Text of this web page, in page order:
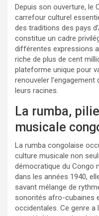
Depuis son ouverture, le
carrefour culturel
des traditions des pays
constitue un cadre
différentes expressions
riche de plus de cent
plateforme unique pour
renouveler
leurs racines.
La rumba,
musicale
La rumba congolaise
culture musicale non
démocratique du Congo
dans les années 1940,
savant mélange de
sonorités afro-cubaines
occidentales. Ce genre